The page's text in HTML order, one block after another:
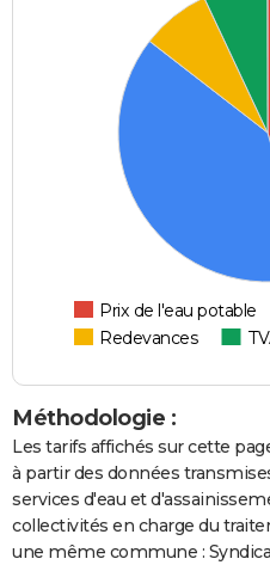
Prix de l'eau potable
Redevances
Méthodologie :
Les tarifs affichés sur cette
à partir des données
services d'eau et
collectivités en charge du
une même commune :